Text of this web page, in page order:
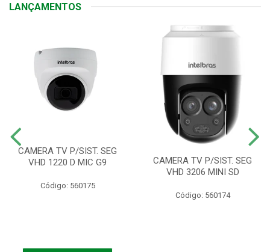
LANÇAMENTOS
CAMERA TV P/SIST. SEG
VHD 1220 D MIC G9
Código: 560175
CAMERA TV P/SIST. SEG
VHD 3206 MINI SD
Código: 560174